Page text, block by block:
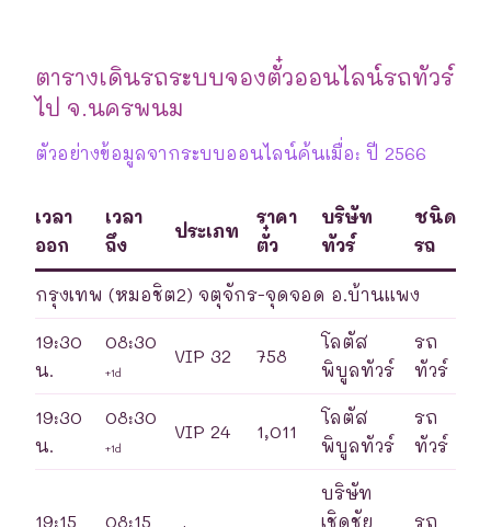
ตารางเดินรถระบบจองตั๋วออนไลน์รถทัวร์
ไป จ.นครพนม
ตัวอย่างข้อมูลจากระบบออนไลน์ค้นเมื่อ: ปี 2566
เวลา
ออก
เวลา
ถึง
ประเภท
ราคา
ตั๋ว
บริษัท
ทัวร์
ชนิด
รถ
กรุงเทพ (หมอชิต2) จตุจักร-จุดจอด อ.บ้านแพง
19:30
น.
08:30
+1d
VIP 32 758
โลตัส
พิบูลทัวร์
รถ
ทัวร์
19:30
น.
08:30
+1d
VIP 24 1,011
โลตัส
พิบูลทัวร์
รถ
ทัวร์
19:15
08:15
บริษัท
เชิดชัย
รถ